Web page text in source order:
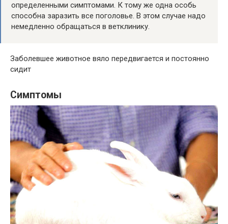
определенными симптомами. К тому же одна особь
способна заразить все поголовье. В этом случае надо
немедленно обращаться в ветклинику.
Заболевшее животное вяло передвигается и постоянно
сидит
Симптомы